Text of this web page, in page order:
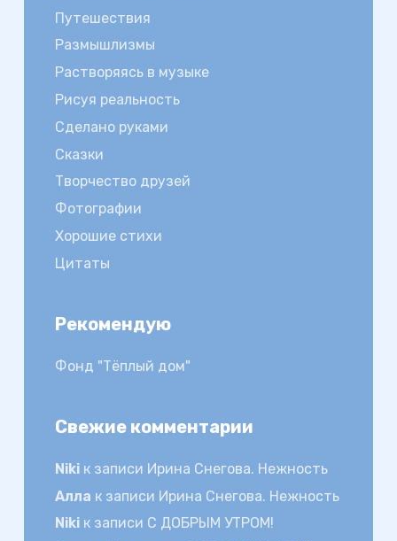
Путешествия
Размышлизмы
Растворяясь в музыке
Рисуя реальность
Сделано руками
Сказки
Творчество друзей
Фотографии
Хорошие стихи
Цитаты
Рекомендую
Фонд "Тёплый дом"
Свежие комментарии
Nikiк записи Ирина Снегова. Нежность
Алла к записи Ирина Снегова. Нежность
Nikiк записи С ДОБРЫМ УТРОМ!